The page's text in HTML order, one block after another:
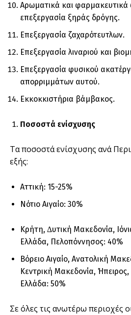
Αρωµατικά και φαρµακευτικά
επεξεργασία ξηράς δρόγης.
Επεξεργασία ζαχαρότευτλων.
Επεξεργασία λιναριού και
Επεξεργασία φυσικού
απορριµµάτων αυτού.
Εκκοκκιστήρια βάµβακος.
Ποσοστά ενίσχυσης
Τα ποσοστά ενίσχυσης ανά
εξής:
Αττική: 15-25%
Νότιο Αιγαίο: 30%
Κρήτη, ∆υτική Μακεδονία,
Ελλάδα, Πελοπόννησος: 40%
Βόρειο Αιγαίο, Ανατολική
Κεντρική Μακεδονία,
Ελλάδα: 50%
Σε όλες τις ανωτέρω περιοχές